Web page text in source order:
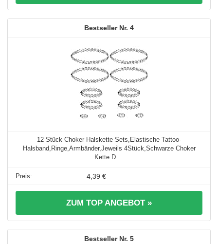
4
12 Stück Choker Halskette Sets,Elastische Tattoo-
Halsband,Ringe,Armbänder,Jeweils 4Stück,Schwarze Choker
Kette D ...
4,39 €
ZUM TOP ANGEBOT »
5